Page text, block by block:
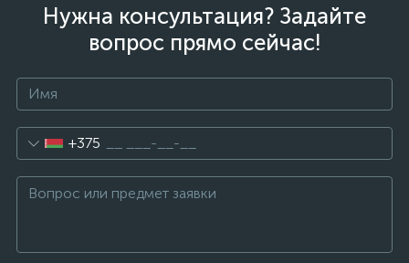
Нужна консультация? Задайте
вопрос прямо сейчас!
+375